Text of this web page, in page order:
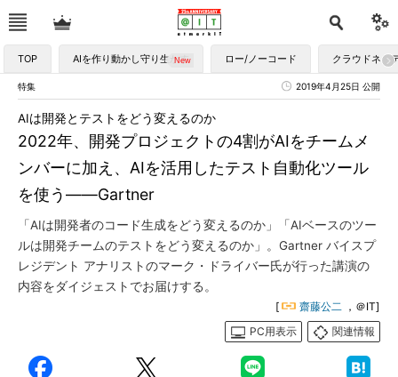
TOP AIを作り動かし守り生かす ロー/ノーコード クラウドネイ
特集 2019年4月25日 公開
2022年、開発プロジェクトの4割がAIをチームメ
ンバーに加え、AIを活用したテスト自動化ツール
を使う――Gartner
AIは開発とテストをどう変えるのか
「AIは開発者のコード生成をどう変えるのか」「AIベースのツー
ルは開発チームのテストをどう変えるのか」。Gartner バイスプ
レジデント アナリストのマーク・ドライバー氏が行った講演の
内容をダイジェストでお届けする。
[ 齋藤公二 ，＠IT]
PC用表示
関連情報